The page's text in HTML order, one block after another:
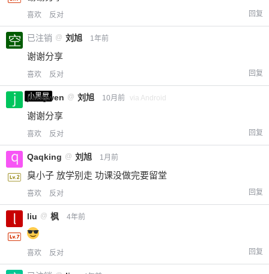
喜欢 反对 回复
已注销 @ 刘旭 1年前
谢谢分享
喜欢 反对 回复
小黑屋
jiangwen @ 刘旭 10月前 via Android
谢谢分享
喜欢 反对 回复
Qaqking @ 刘旭 1月前
臭小子 放学别走 功课没做完要留堂
喜欢 反对 回复
liu @ 枫 4年前
喜欢 反对 回复